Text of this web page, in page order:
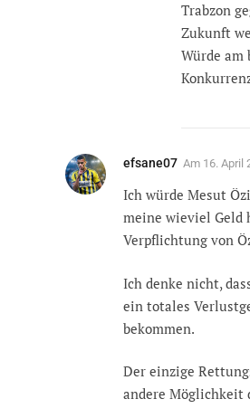
Trabzon
Zukunft
Würde
efsane07 Am 16. April
Ich würde Mesut
meine wieviel Geld
Verpflichtung von
Ich denke nicht,
ein totales
bekommen.
Der einzige
andere Möglichkeit